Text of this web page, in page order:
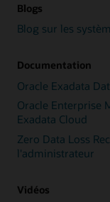
Blogs
Blog sur les
Documentation
Oracle Exadata
Oracle Enterprise
Exadata Cloud
Zero Data Loss
l'administrateur
Vidéos